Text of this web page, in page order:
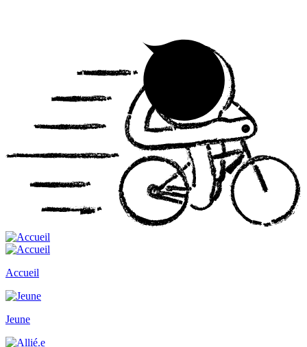
Accueil
Jeune